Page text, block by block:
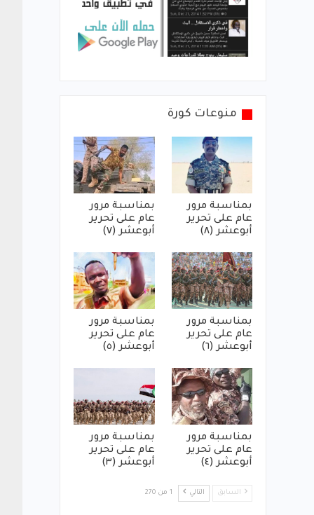
منوعات كورة
بمناسبة مرور
عام على تحرير
أبوعشر (٨)
بمناسبة مرور
عام على تحرير
أبوعشر (٧)
بمناسبة مرور
عام على تحرير
أبوعشر (٦)
بمناسبة مرور
عام على تحرير
أبوعشر (٥)
بمناسبة مرور
عام على تحرير
أبوعشر (٤)
بمناسبة مرور
عام على تحرير
أبوعشر (٣)
السابق التالي 1 من 270